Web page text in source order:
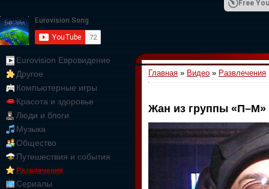
Free
Eurovision Евровидение
Другое
Компьютерные игры
Красота и здоровье
Люди и блоги
Музыка
Общество
Путешествия и события
Развлечения
Сериалы
Главная » Видео » Развлечения
Жан из группы «П–М»